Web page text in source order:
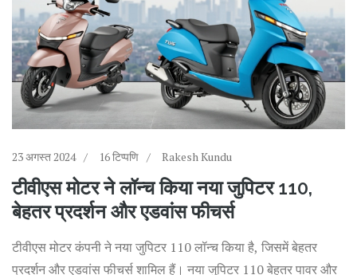
23 अगस्त 2024 16 टिप्पणि Rakesh Kundu
टीवीएस मोटर ने लॉन्च किया नया जुपिटर 110,
बेहतर प्रदर्शन और एडवांस फीचर्स
टीवीएस मोटर कंपनी ने नया जुपिटर 110 लॉन्च किया है, जिसमें बेहतर
प्रदर्शन और एडवांस फीचर्स शामिल हैं। नया जुपिटर 110 बेहतर पावर और